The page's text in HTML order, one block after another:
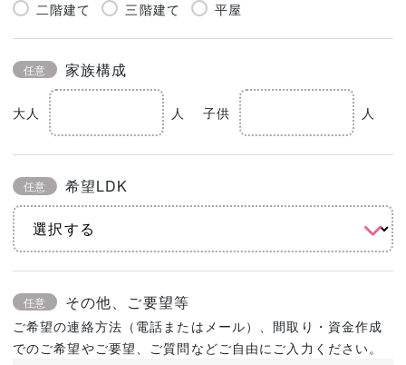
二階建て 三階建て 平屋
任意 家族構成
大人 人 子供 人
任意 希望LDK
任意 その他、ご要望等
ご希望の連絡方法（電話またはメール）、間取り・資金作成
でのご希望やご要望、ご質問などご自由にご入力ください。